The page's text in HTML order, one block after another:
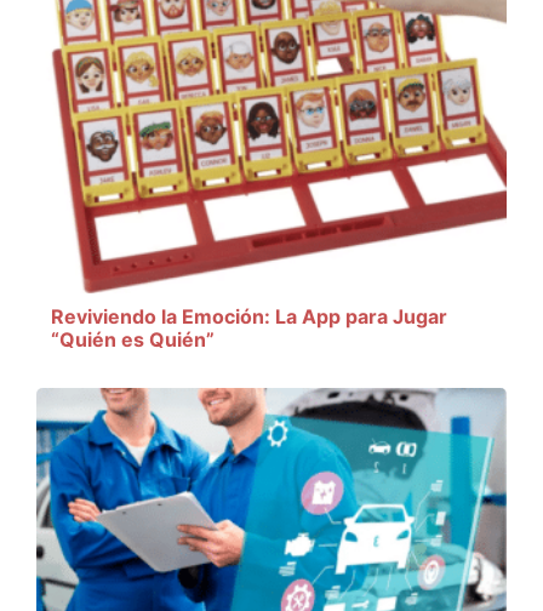
Reviviendo la Emoción: La App para Jugar
“Quién es Quién”